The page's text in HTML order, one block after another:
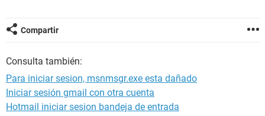
Compartir
Consulta también:
Para iniciar sesion, msnmsgr.exe esta dañado
Iniciar sesión gmail con otra cuenta
Hotmail iniciar sesion bandeja de entrada